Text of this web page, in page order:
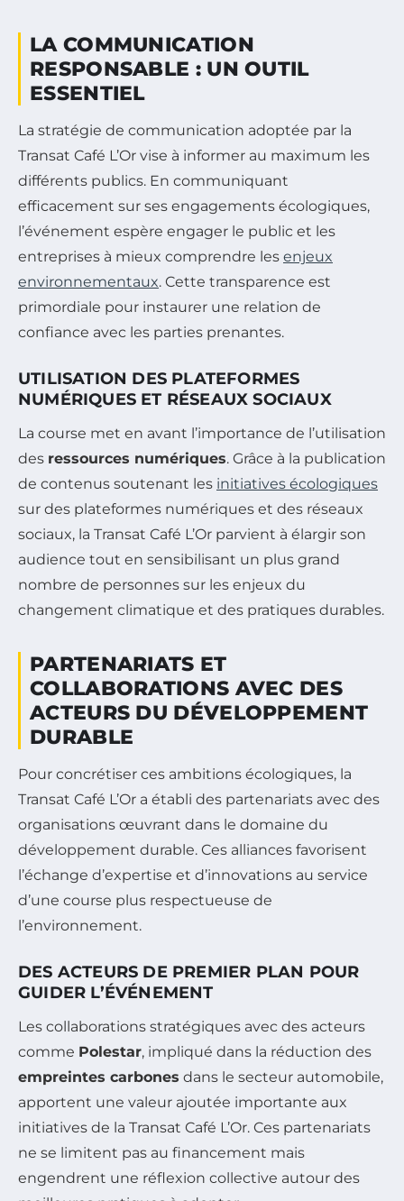
LA COMMUNICATION
RESPONSABLE : UN OUTIL
ESSENTIEL
La stratégie de communication adoptée par la
Transat Café L’Or vise à informer au maximum les
différents publics. En communiquant
efficacement sur ses engagements écologiques,
l’événement espère engager le public et les
entreprises à mieux comprendre les enjeux
environnementaux. Cette transparence est
primordiale pour instaurer une relation de
confiance avec les parties prenantes.
UTILISATION DES PLATEFORMES
NUMÉRIQUES ET RÉSEAUX SOCIAUX
La course met en avant l’importance de l’utilisation
des ressources numériques. Grâce à la publication
de contenus soutenant les initiatives écologiques
sur des plateformes numériques et des réseaux
sociaux, la Transat Café L’Or parvient à élargir son
audience tout en sensibilisant un plus grand
nombre de personnes sur les enjeux du
changement climatique et des pratiques durables.
PARTENARIATS ET
COLLABORATIONS AVEC DES
ACTEURS DU DÉVELOPPEMENT
DURABLE
Pour concrétiser ces ambitions écologiques, la
Transat Café L’Or a établi des partenariats avec des
organisations œuvrant dans le domaine du
développement durable. Ces alliances favorisent
l’échange d’expertise et d’innovations au service
d’une course plus respectueuse de
l’environnement.
DES ACTEURS DE PREMIER PLAN POUR
GUIDER L’ÉVÉNEMENT
Les collaborations stratégiques avec des acteurs
comme Polestar, impliqué dans la réduction des
empreintes carbones dans le secteur automobile,
apportent une valeur ajoutée importante aux
initiatives de la Transat Café L’Or. Ces partenariats
ne se limitent pas au financement mais
engendrent une réflexion collective autour des